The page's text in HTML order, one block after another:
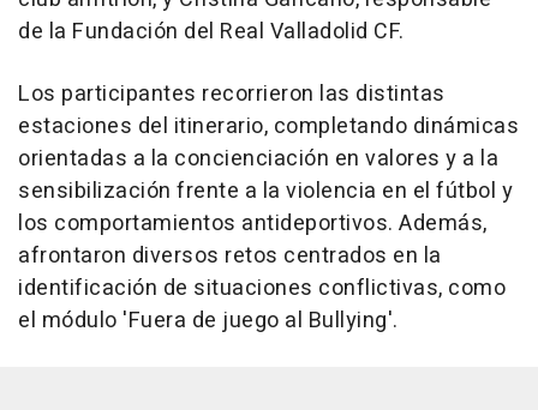
de la Fundación del Real Valladolid CF.
Los participantes recorrieron las distintas
estaciones del itinerario, completando dinámicas
orientadas a la concienciación en valores y a la
sensibilización frente a la violencia en el fútbol y
los comportamientos antideportivos. Además,
afrontaron diversos retos centrados en la
identificación de situaciones conflictivas, como
el módulo 'Fuera de juego al Bullying'.